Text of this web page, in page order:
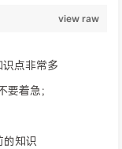
点非常多
要着急；
的知识